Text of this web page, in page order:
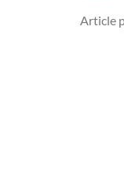
Article